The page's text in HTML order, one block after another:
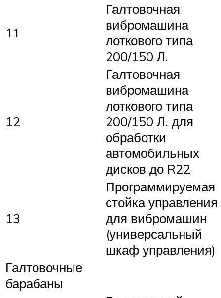
11
Галтовочная
вибромашина
лоткового типа
200/150 Л.
12
Галтовочная
вибромашина
лоткового типа
200/150 Л. для
обработки
автомобильных
дисков до R22
13
Программируемая
стойка управления
для вибромашин
(универсальный
шкаф управления)
Галтовочные
барабаны